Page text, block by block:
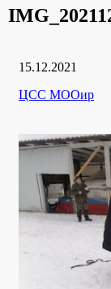
Дата
15.12.2021
Рубрики
Автор
ЦСС МООир